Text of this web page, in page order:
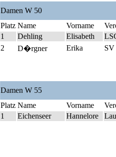
Damen W 50
Platz Name Vorname
1
Dehling Elisabeth
2
D�rgner Erika SV
Damen W 55
Platz Name Vorname
1
Eichenseer Hannelore